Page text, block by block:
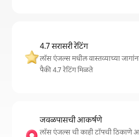
4.7 सरासरी रेटिंग
लॉस एंजल्स मधील वास्तव्याच्या
पैकी 4.7 रेटिंग मिळते
जवळपासची आकर्षणे
लॉस एंजल्स ची काही टॉपची ठिकाणे